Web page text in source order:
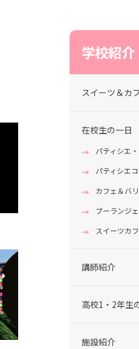
学校紹介
スイーツ＆カ
在校生の一日
パティシエ
パティシエ
カフェ＆バ
ブーランジ
スイーツカ
講師紹介
高校1・2年生
施設紹介